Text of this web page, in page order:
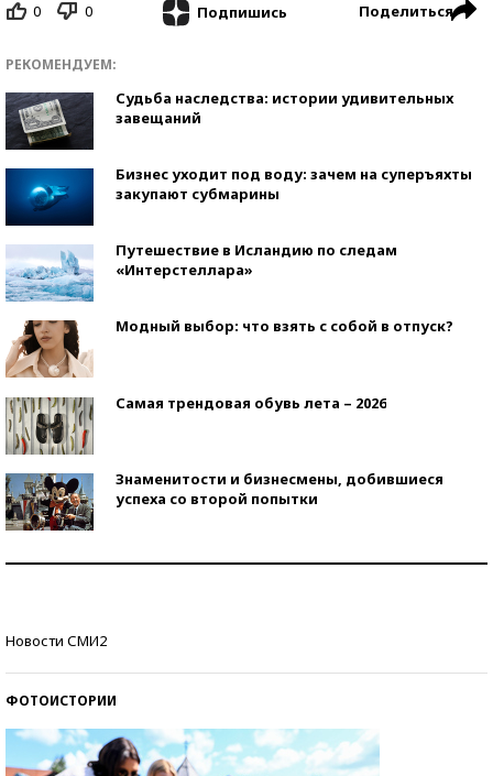
0 0 Подпишись Поделиться
РЕКОМЕНДУЕМ:
Судьба наследства: истории удивительных
завещаний
Бизнес уходит под воду: зачем на суперъяхты
закупают субмарины
Путешествие в Исландию по следам
«Интерстеллара»
Модный выбор: что взять с собой в отпуск?
Самая трендовая обувь лета – 2026
Знаменитости и бизнесмены, добившиеся
успеха со второй попытки
Новости СМИ2
ФОТОИСТОРИИ